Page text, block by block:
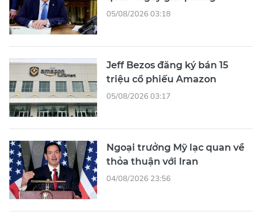
05/08/2026 03:18
Jeff Bezos đăng ký bán 15
triệu cổ phiếu Amazon
05/08/2026 03:17
Ngoại trưởng Mỹ lạc quan về
thỏa thuận với Iran
04/08/2026 23:56